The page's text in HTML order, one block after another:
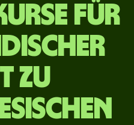
für
zu